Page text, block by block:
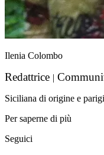
Ilenia Colombo
Redattrice |
Siciliana di origine e
Per saperne di più
Seguici